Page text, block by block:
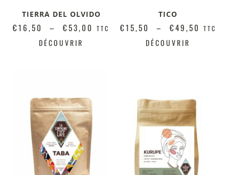
TIERRA DEL OLVIDO
€16,50 – €53,00 TTC
DÉCOUVRIR
TICO
€15,50 – €49,50 TTC
DÉCOUVRIR